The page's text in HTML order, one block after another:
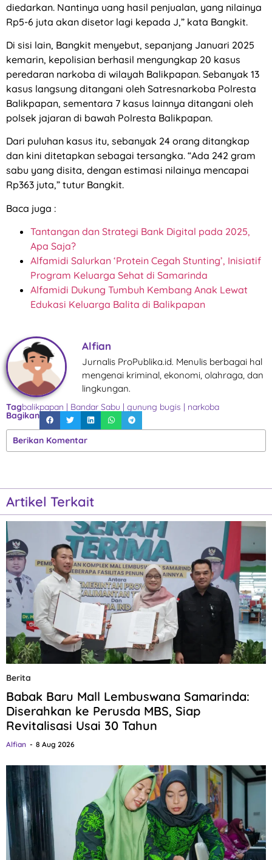
diedarkan. Nantinya uang hasil penjualan, yang nilainya
Rp5-6 juta akan disetor lagi kepada J,” kata Bangkit.
Di sisi lain, Bangkit menyebut, sepanjang Januari 2025
kemarin, kepolisian berhasil mengungkap 20 kasus
peredaran narkoba di wilayah Balikpapan. Sebanyak 13
kasus langsung ditangani oleh Satresnarkoba Polresta
Balikpapan, sementara 7 kasus lainnya ditangani oleh
polsek jajaran di bawah Polresta Balikpapan.
Dari puluhan kasus itu, sebanyak 24 orang ditangkap
dan kini ditetapkan sebagai tersangka. “Ada 242 gram
sabu yang disita, dengan estimasi nilainya mencapai
Rp363 juta,” tutur Bangkit.
Baca juga :
Tantangan dan Strategi Bank Digital pada 2025,
Apa Saja?
Alfamidi Salurkan ‘Protein Cegah Stunting’, Inisiatif
Program Keluarga Sehat di Samarinda
Alfamidi Dukung Tumbuh Kembang Anak Lewat
Edukasi Keluarga Balita di Balikpapan
Alfian
Jurnalis ProPublika.id. Menulis berbagai hal
mengenai kriminal, ekonomi, olahraga, dan
lingkungan.
Tagbalikpapan | Bandar Sabu | gunung bugis | narkoba
Bagikan
Berikan Komentar
Artikel Terkait
Berita
Babak Baru Mall Lembuswana Samarinda:
Diserahkan ke Perusda MBS, Siap
Revitalisasi Usai 30 Tahun
Alfian 8 Aug 2026